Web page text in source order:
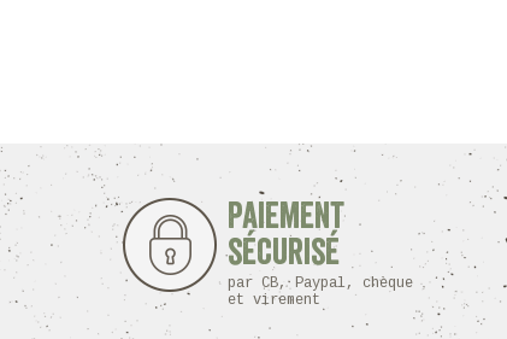
Paiement
sécurisé
par CB, Paypal, chèque
et virement